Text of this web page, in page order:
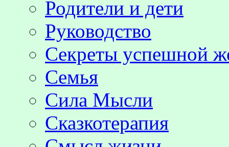
Родители и дети
Руководство
Секреты успешной
Семья
Сила Мысли
Сказкотерапия